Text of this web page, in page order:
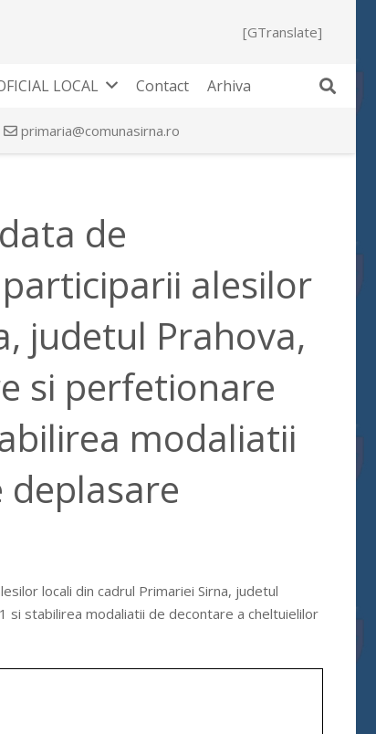
[GTranslate]
LOCAL Contact Arhiva
primaria@comunasirna.ro
de
alesilor
judetul Prahova,
si perfetionare
modaliatii
locali din cadrul Primariei Sirna, judetul
stabilirea modaliatii de decontare a cheltuielilor